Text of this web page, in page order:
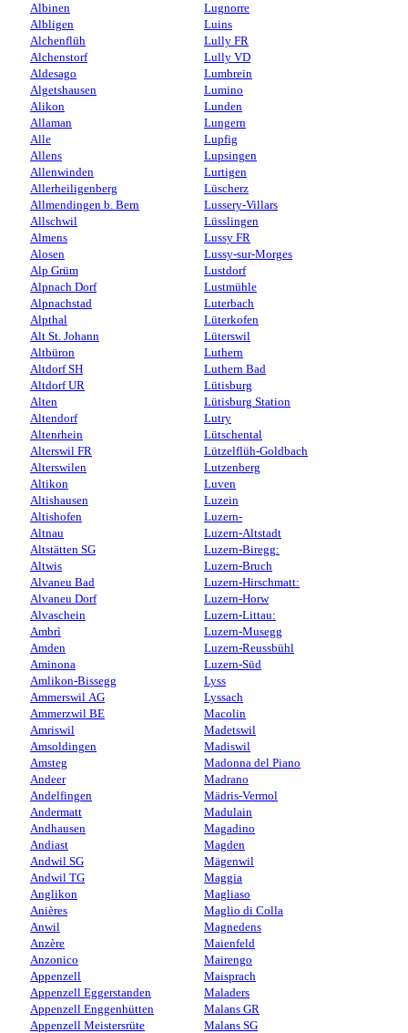
Albinen
Albligen
Alchenflüh
Alchenstorf
Aldesago
Algetshausen
Alikon
Allaman
Alle
Allens
Allenwinden
Allerheiligenberg
Allmendingen b. Bern
Allschwil
Almens
Alosen
Alp Grüm
Alpnach Dorf
Alpnachstad
Alpthal
Alt St. Johann
Altbüron
Altdorf SH
Altdorf UR
Alten
Altendorf
Altenrhein
Alterswil FR
Alterswilen
Altikon
Altishausen
Altishofen
Altnau
Altstätten SG
Altwis
Alvaneu Bad
Alvaneu Dorf
Alvaschein
Ambrì
Amden
Aminona
Amlikon-Bissegg
Ammerswil AG
Ammerzwil BE
Amriswil
Amsoldingen
Amsteg
Andeer
Andelfingen
Andermatt
Andhausen
Andiast
Andwil SG
Andwil TG
Anglikon
Anières
Anwil
Anzère
Anzonico
Appenzell
Appenzell Eggerstanden
Appenzell Enggenhütten
Appenzell Meistersrüte
Lugnorre
Luins
Lully FR
Lully VD
Lumbrein
Lumino
Lunden
Lungern
Lupfig
Lupsingen
Lurtigen
Lüscherz
Lussery-Villars
Lüsslingen
Lussy FR
Lussy-sur-Morges
Lustdorf
Lustmühle
Luterbach
Lüterkofen
Lüterswil
Luthern
Luthern Bad
Lütisburg
Lütisburg Station
Lutry
Lütschental
Lützelflüh-Goldbach
Lutzenberg
Luven
Luzein
Luzern-
Luzern-Altstadt
Luzern-Biregg:
Luzern-Bruch
Luzern-Hirschmatt:
Luzern-Horw
Luzern-Littau:
Luzern-Musegg
Luzern-Reussbühl
Luzern-Süd
Lyss
Lyssach
Macolin
Madetswil
Madiswil
Madonna del Piano
Madrano
Mädris-Vermol
Madulain
Magadino
Magden
Mägenwil
Maggia
Magliaso
Maglio di Colla
Magnedens
Maienfeld
Mairengo
Maisprach
Maladers
Malans GR
Malans SG